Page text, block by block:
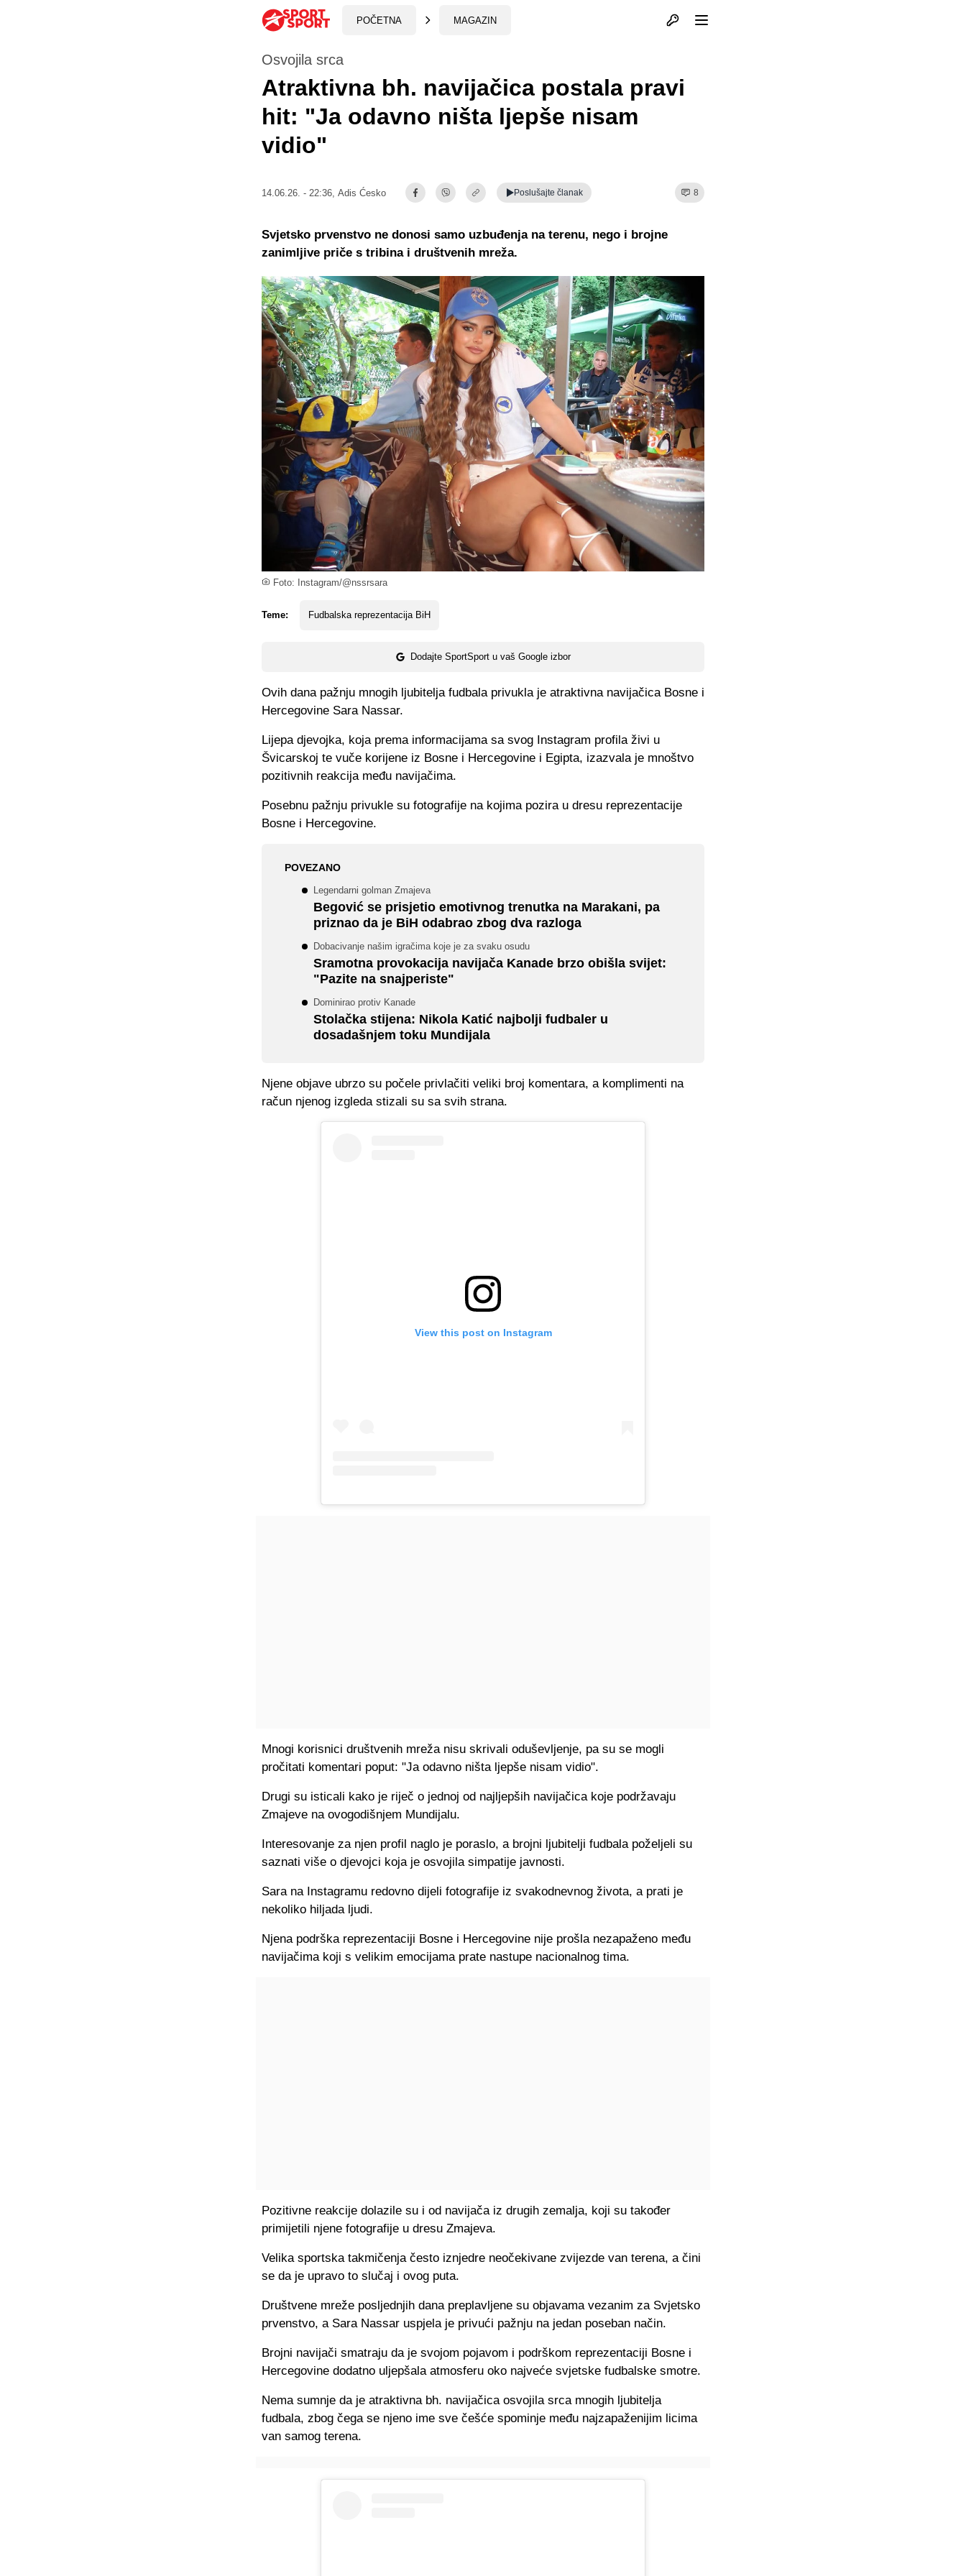
POČETNA MAGAZIN Otvori profil
Foto: Instagram/@nssrsara
Osvojila srca
Atraktivna bh. navijačica postala pravi
hit: "Ja odavno ništa ljepše nisam
vidio"
14.06.26. - 22:36, Adis Ćesko Poslušajte članak 8
Teme: Fudbalska reprezentacija BiH
Dodajte SportSport u vaš Google izbor
Svjetsko prvenstvo ne donosi samo uzbuđenja na terenu, nego i brojne
zanimljive priče s tribina i društvenih mreža.
Ovih dana pažnju mnogih ljubitelja fudbala privukla je atraktivna navijačica Bosne i
Hercegovine Sara Nassar.
Lijepa djevojka, koja prema informacijama sa svog Instagram profila živi u
Švicarskoj te vuče korijene iz Bosne i Hercegovine i Egipta, izazvala je mnoštvo
pozitivnih reakcija među navijačima.
Posebnu pažnju privukle su fotografije na kojima pozira u dresu reprezentacije
Bosne i Hercegovine.
POVEZANO
Legendarni golman Zmajeva
Begović se prisjetio emotivnog trenutka na Marakani, pa
priznao da je BiH odabrao zbog dva razloga
Dobacivanje našim igračima koje je za svaku osudu
Sramotna provokacija navijača Kanade brzo obišla svijet:
"Pazite na snajperiste"
Dominirao protiv Kanade
Stolačka stijena: Nikola Katić najbolji fudbaler u
dosadašnjem toku Mundijala
Njene objave ubrzo su počele privlačiti veliki broj komentara, a komplimenti na
račun njenog izgleda stizali su sa svih strana.
View this post on Instagram
Mnogi korisnici društvenih mreža nisu skrivali oduševljenje, pa su se mogli
pročitati komentari poput: "Ja odavno ništa ljepše nisam vidio".
Drugi su isticali kako je riječ o jednoj od najljepših navijačica koje podržavaju
Zmajeve na ovogodišnjem Mundijalu.
Interesovanje za njen profil naglo je poraslo, a brojni ljubitelji fudbala poželjeli su
saznati više o djevojci koja je osvojila simpatije javnosti.
Sara na Instagramu redovno dijeli fotografije iz svakodnevnog života, a prati je
nekoliko hiljada ljudi.
Njena podrška reprezentaciji Bosne i Hercegovine nije prošla nezapaženo među
navijačima koji s velikim emocijama prate nastupe nacionalnog tima.
Pozitivne reakcije dolazile su i od navijača iz drugih zemalja, koji su također
primijetili njene fotografije u dresu Zmajeva.
Velika sportska takmičenja često iznjedre neočekivane zvijezde van terena, a čini
se da je upravo to slučaj i ovog puta.
Društvene mreže posljednjih dana preplavljene su objavama vezanim za Svjetsko
prvenstvo, a Sara Nassar uspjela je privući pažnju na jedan poseban način.
Brojni navijači smatraju da je svojom pojavom i podrškom reprezentaciji Bosne i
Hercegovine dodatno uljepšala atmosferu oko najveće svjetske fudbalske smotre.
Nema sumnje da je atraktivna bh. navijačica osvojila srca mnogih ljubitelja
fudbala, zbog čega se njeno ime sve češće spominje među najzapaženijim licima
van samog terena.